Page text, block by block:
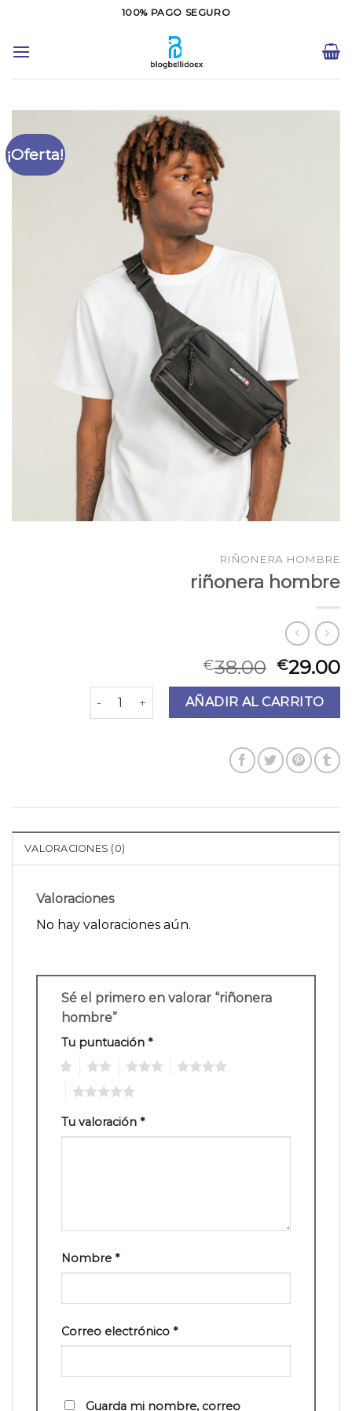
contenido
100% PAGO SEGURO
¡Oferta!
RIÑONERA HOMBRE
riñonera hombre
€38.00 €29.00
riñonera hombre cantidadAÑADIR AL CARRITO
VALORACIONES (0)
Valoraciones
No hay valoraciones aún.
Sé el primero en valorar “riñonera
hombre”
Tu puntuación *
Tu valoración *
Nombre *
Correo electrónico *
Guarda mi nombre, correo